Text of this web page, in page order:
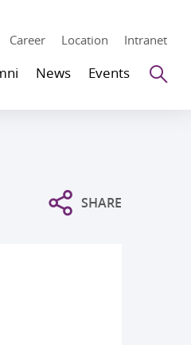
Career Location Intranet
News Events
SHARE